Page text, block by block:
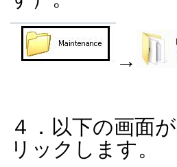
→
４．以下の画面
リックします。